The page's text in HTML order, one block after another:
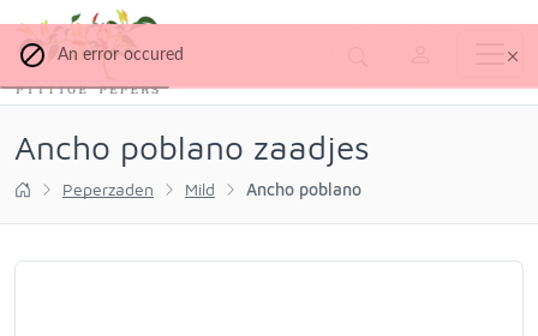
Ancho poblano zaadjes
Peperzaden Mild Ancho poblano
An error occured